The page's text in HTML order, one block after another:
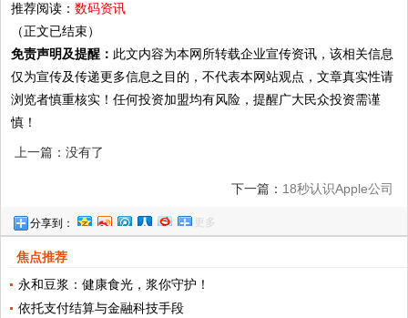
推荐阅读：数码资讯
（正文已结束）
免责声明及提醒： 此文内容为本网所转载企业宣传资讯，该相关信息
仅为宣传及传递更多信息之目的，不代表本网站观点，文章真实性请
浏览者慎重核实！任何投资加盟均有风险，提醒广大民众投资需谨
慎！
上一篇：没有了
下一篇： 18秒认识Apple公司
分享到： 更多
焦点推荐
永和豆浆：健康食光，浆你守护！
依托支付结算与金融科技手段